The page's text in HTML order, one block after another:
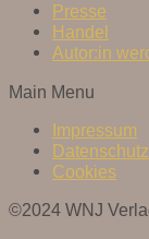
Presse
Handel
Autor:in
Main Menu
Impressum
Cookies
©2024 WNJ